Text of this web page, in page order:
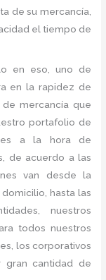
de su mercancía,
el tiempo de
en eso, uno de
en la rapidez de
mercancía que
portafolio de
a la hora de
de acuerdo a las
van desde la
hasta las
nuestros
todos nuestros
los corporativos
gran cantidad de